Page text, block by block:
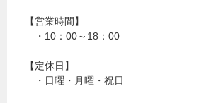
【営業時間】
・10：00～18：00
【定休日】
・日曜・月曜・祝日